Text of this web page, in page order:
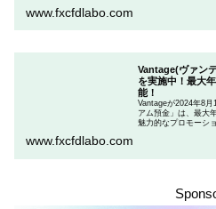
ます。さらに、
www.fxcfdlabo.com
Vantage(ヴァン
を実施中！最大
能！
Vantageが2024年8月
アム預金」は、最大
魅力的なプロモーシ
「Vプレミアム預金
www.fxcfdlabo.com